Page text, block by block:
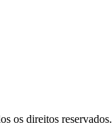
os direitos reservados.